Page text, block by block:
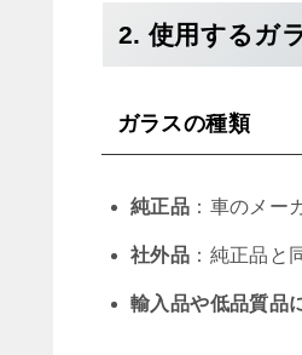
2. 使用するガ
ガラスの種類
純正品 ：車のメー
社外品 ：純正品と
輸入品や低品質品